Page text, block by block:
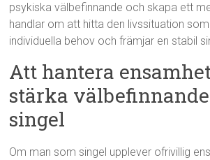
psykiska välbefinnande och skapa ett
handlar om att hitta den livssituation
individuella behov och främjar en stabil
Att hantera
stärka
singel
Om man som singel upplever ofrivillig